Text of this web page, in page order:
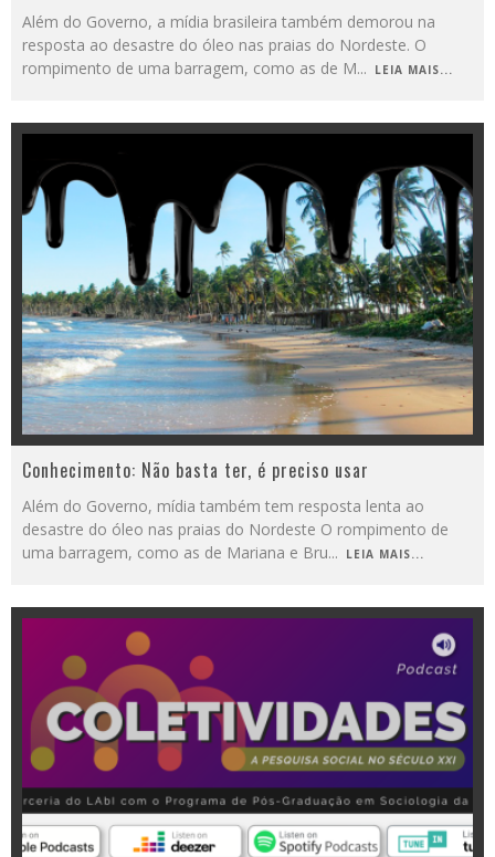
Além do Governo, a mídia brasileira também demorou na
resposta ao desastre do óleo nas praias do Nordeste. O
rompimento de uma barragem, como as de M... LEIA MAIS...
Conhecimento: Não basta ter, é preciso usar
Além do Governo, mídia também tem resposta lenta ao
desastre do óleo nas praias do Nordeste O rompimento de
uma barragem, como as de Mariana e Bru... LEIA MAIS...